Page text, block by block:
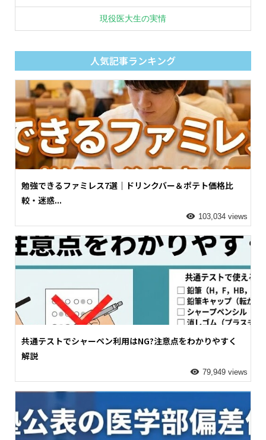
現役医大生の実情
人気記事ランキング
勉強できるファミレス7選｜ドリンクバー＆ポテト価格比
較・迷惑...
103,034 views
共通テストでシャーペン利用はNG?注意点をわかりやすく
解説
79,949 views